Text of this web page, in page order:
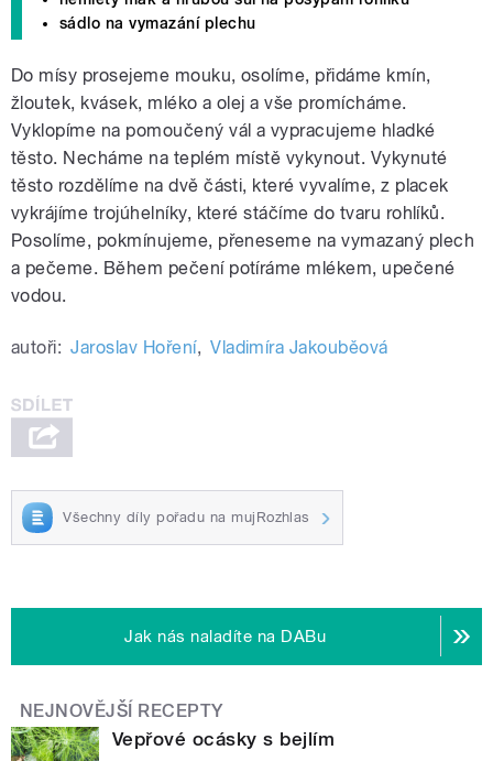
sádlo na vymazání plechu
Do mísy prosejeme mouku, osolíme, přidáme kmín,
žloutek, kvásek, mléko a olej a vše promícháme.
Vyklopíme na pomoučený vál a vypracujeme hladké
těsto. Necháme na teplém místě vykynout. Vykynuté
těsto rozdělíme na dvě části, které vyvalíme, z placek
vykrájíme trojúhelníky, které stáčíme do tvaru rohlíků.
Posolíme, pokmínujeme, přeneseme na vymazaný plech
a pečeme. Během pečení potíráme mlékem, upečené
vodou.
autoři: Jaroslav Hoření, Vladimíra Jakouběová
Všechny díly pořadu na mujRozhlas
Jak nás naladíte na DABu
NEJNOVĚJŠÍ RECEPTY
Vepřové ocásky s bejlím